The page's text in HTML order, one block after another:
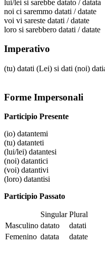
lui/lei si sarebbe datato / datata
noi ci saremmo datati / datate
voi vi sareste datati / datate
loro si sarebbero datati / datate
Imperativo
(tu) datati (Lei) si dati (noi)
Forme Impersonali
Participio Presente
(io) datantemi
(tu) datanteti
(lui/lei) datantesi
(noi) datantici
(voi) datantivi
(loro) datantisi
Participio Passato
Singular Plural
Masculino datato
datati
Femenino datata datate